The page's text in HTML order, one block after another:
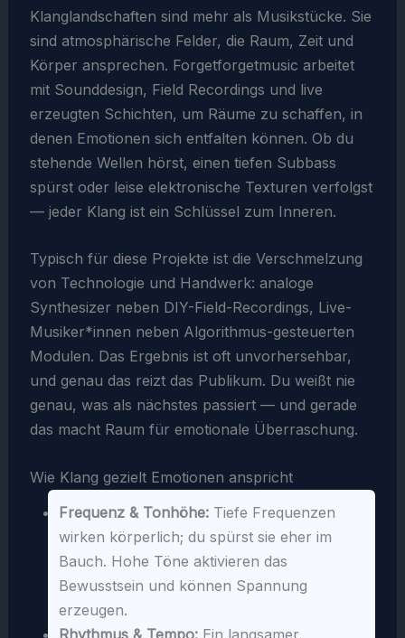
Klanglandschaften sind mehr als Musikstücke. Sie
sind atmosphärische Felder, die Raum, Zeit und
Körper ansprechen. Forgetforgetmusic arbeitet
mit Sounddesign, Field Recordings und live
erzeugten Schichten, um Räume zu schaffen, in
denen Emotionen sich entfalten können. Ob du
stehende Wellen hörst, einen tiefen Subbass
spürst oder leise elektronische Texturen verfolgst
— jeder Klang ist ein Schlüssel zum Inneren.
Typisch für diese Projekte ist die Verschmelzung
von Technologie und Handwerk: analoge
Synthesizer neben DIY-Field-Recordings, Live-
Musiker*innen neben Algorithmus-gesteuerten
Modulen. Das Ergebnis ist oft unvorhersehbar,
und genau das reizt das Publikum. Du weißt nie
genau, was als nächstes passiert — und gerade
das macht Raum für emotionale Überraschung.
Wie Klang gezielt Emotionen anspricht
Frequenz & Tonhöhe:Tiefe Frequenzen
wirken körperlich; du spürst sie eher im
Bauch. Hohe Töne aktivieren das
Bewusstsein und können Spannung
erzeugen.
Rhythmus & Tempo:Ein langsamer,